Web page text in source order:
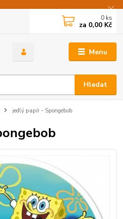
Menu
Hledat
0 ks
za 0,00 Kč
jedlý papír - Spongebob